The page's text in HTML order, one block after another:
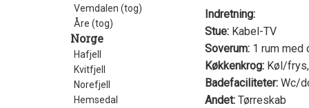
Vemdalen (tog)
Åre (tog)
Norge
Hafjell
Kvitfjell
Norefjell
Hemsedal
Indretning:
Stue: Kabel-TV
Soverum: 1 rum med
Køkkenkrog: Køl/
Badefaciliteter: Wc/
Andet: Tørreskab